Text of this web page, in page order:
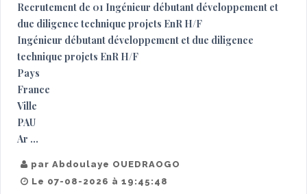
Recrutement de 01 Ingénieur débutant développement et
due diligence technique projets EnR H/F
Ingénieur débutant développement et due diligence
technique projets EnR H/F
Pays
France
Ville
PAU
Ar ...
par Abdoulaye OUEDRAOGO
Le 07-08-2026 à 19:45:48